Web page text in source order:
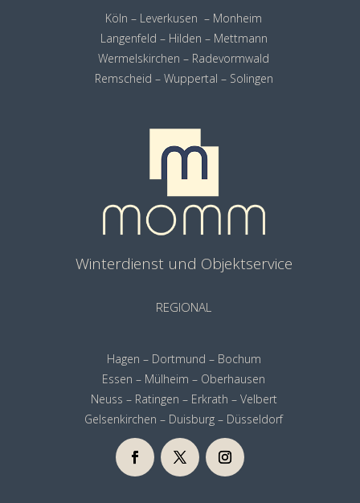
Köln – Leverkusen – Monheim
Langenfeld – Hilden – Mettmann
Wermelskirchen – Radevormwald
Remscheid – Wuppertal – Solingen
Winterdienst und Objektservice
REGIONAL
Hagen – Dortmund – Bochum
Essen – Mülheim – Oberhausen
Neuss – Ratingen – Erkrath – Velbert
Gelsenkirchen – Duisburg – Düsseldorf